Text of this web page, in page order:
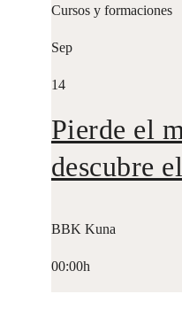
Cursos y formaciones
Sep
14
Pierde el
descubre
BBK Kuna
00:00h